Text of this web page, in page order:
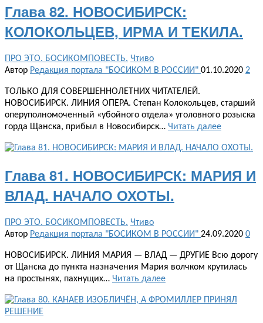
Глава 82. НОВОСИБИРСК:
КОЛОКОЛЬЦЕВ, ИРМА И ТЕКИЛА.
ПРО ЭТО. БОСИКОМПОВЕСТЬ. Чтиво
Автор Редакция портала "БОСИКОМ В РОССИИ" 01.10.2020 2
ТОЛЬКО ДЛЯ СОВЕРШЕННОЛЕТНИХ ЧИТАТЕЛЕЙ.
НОВОСИБИРСК. ЛИНИЯ ОПЕРА. Степан Колокольцев, старший
оперуполномоченный «убойного отдела» уголовного розыска
горда Щанска, прибыл в Новосибирск… Читать далее
Глава 81. НОВОСИБИРСК: МАРИЯ И
ВЛАД. НАЧАЛО ОХОТЫ.
ПРО ЭТО. БОСИКОМПОВЕСТЬ. Чтиво
Автор Редакция портала "БОСИКОМ В РОССИИ" 24.09.2020 0
НОВОСИБИРСК. ЛИНИЯ МАРИЯ — ВЛАД — ДРУГИЕ Всю дорогу
от Щанска до пункта назначения Мария волчком крутилась
на простынях, пахнущих… Читать далее